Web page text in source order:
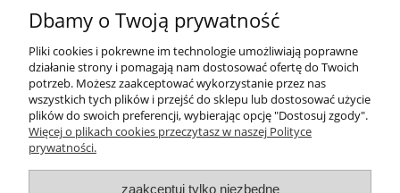
Informacje
Pomoc
O nas
Dbamy o Twoją prywatność
Pliki cookies i pokrewne im technologie umożliwiają poprawne
działanie strony i pomagają nam dostosować ofertę do Twoich
potrzeb. Możesz zaakceptować wykorzystanie przez nas
wszystkich tych plików i przejść do sklepu lub dostosować użycie
plików do swoich preferencji, wybierając opcję "Dostosuj zgody".
Więcej o plikach cookies przeczytasz w naszej Polityce
prywatności.
zaakceptuj tylko niezbędne